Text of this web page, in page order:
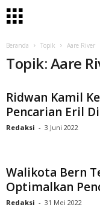
Beranda Topik Aare River
Topik: Aare
Ridwan Kamil
Pencarian Eril
Redaksi - 3 Juni 2022
Walikota Bern
Optimalkan
Redaksi - 31 Mei 2022